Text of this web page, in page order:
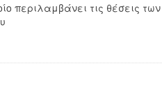
περιλαμβάνει τις θέσεις